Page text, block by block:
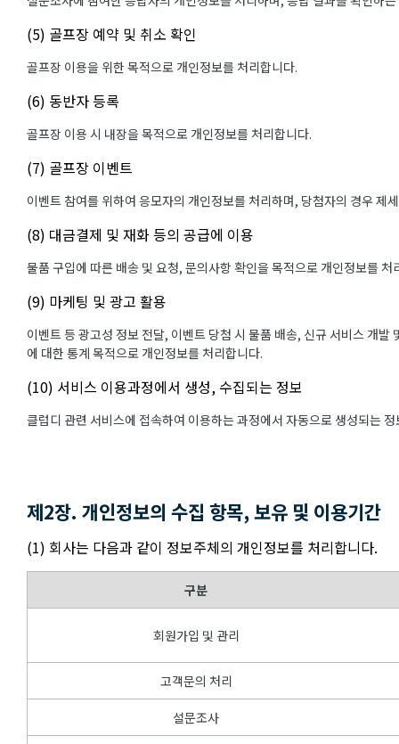
(5) 골프장 예약 및 취소 확인
골프장 이용을 위한 목적으로 개인정보를 처리합니다.
(6) 동반자 등록
골프장 이용 시 내장을 목적으로 개인정보를 처리합니다.
(7) 골프장 이벤트
이벤트 참여를 위하여 응모자의 개인정보를 처리하며, 당첨자의 경우
(8) 대금결제 및 재화 등의 공급에 이용
물품 구입에 따른 배송 및 요청, 문의사항 확인을 목적으로 개인정보를 처
(9) 마케팅 및 광고 활용
이벤트 등 광고성 정보 전달, 이벤트 당첨 시 물품 배송, 신규 서비스 개
에 대한 통계 목적으로 개인정보를 처리합니다.
(10) 서비스 이용과정에서 생성, 수집되는 정보
클럽디 관련 서비스에 접속하여 이용하는 과정에서 자동으로 생성되는
제2장. 개인정보의 수집 항목, 보유 및 이용기간
(1) 회사는 다음과 같이 정보주체의 개인정보를 처리합니다.
구분
회원가입 및 관리
고객문의 처리
설문조사